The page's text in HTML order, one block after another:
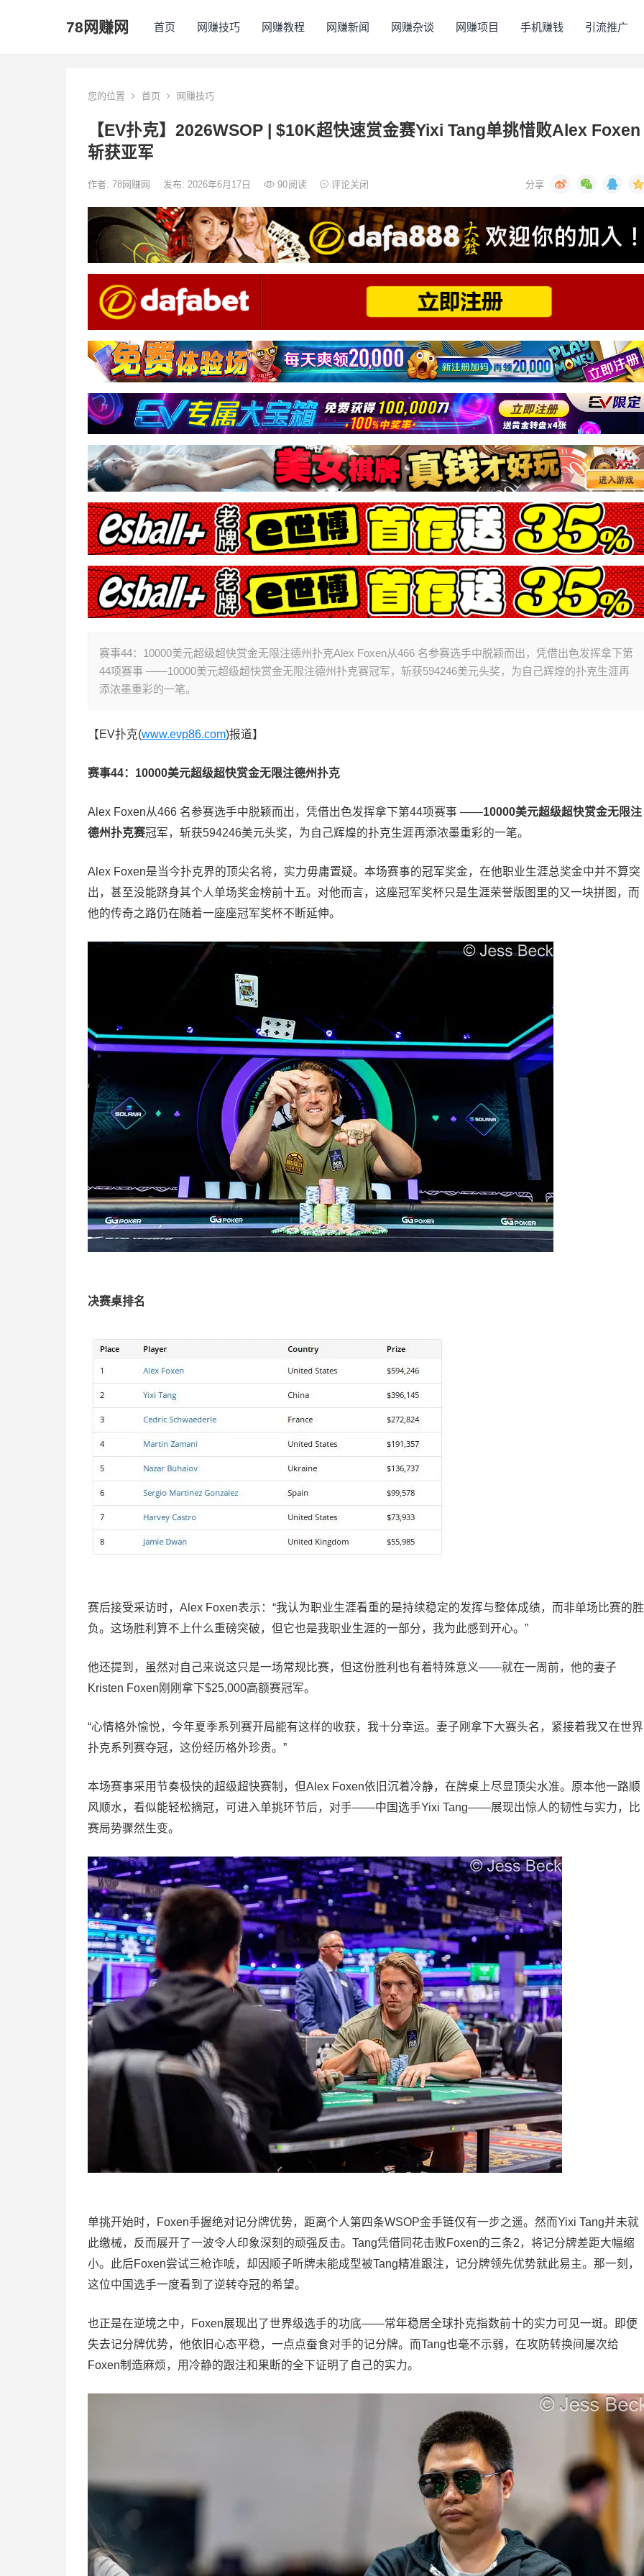
78网赚网 首页 网赚技巧 网赚教程 网赚新闻 网赚杂谈 网赚项目 手机赚钱 引流推广
您的位置 首页 网赚技巧
【EV扑克】2026WSOP | $10K超快速赏金赛Yixi Tang单挑惜败Alex Foxen
斩获亚军
作者: 78网赚网 发布: 2026年6月17日 90阅读 评论关闭
赛事44：10000美元超级超快赏金无限注德州扑克Alex Foxen从466 名参赛选手中脱颖而出，凭借出色发挥拿下第
44项赛事 ——10000美元超级超快赏金无限注德州扑克赛冠军，斩获594246美元头奖，为自己辉煌的扑克生涯再
添浓墨重彩的一笔。
【EV扑克(www.evp86.com)报道】
赛事44：10000美元超级超快赏金无限注德州扑克
Alex Foxen从466 名参赛选手中脱颖而出，凭借出色发挥拿下第44项赛事 ——10000美元超级超快赏金无限注
德州扑克赛冠军，斩获594246美元头奖，为自己辉煌的扑克生涯再添浓墨重彩的一笔。
Alex Foxen是当今扑克界的顶尖名将，实力毋庸置疑。本场赛事的冠军奖金，在他职业生涯总奖金中并不算突
出，甚至没能跻身其个人单场奖金榜前十五。对他而言，这座冠军奖杯只是生涯荣誉版图里的又一块拼图，而
他的传奇之路仍在随着一座座冠军奖杯不断延伸。
决赛桌排名
赛后接受采访时，Alex Foxen表示：“我认为职业生涯看重的是持续稳定的发挥与整体成绩，而非单场比赛的胜
负。这场胜利算不上什么重磅突破，但它也是我职业生涯的一部分，我为此感到开心。”
他还提到，虽然对自己来说这只是一场常规比赛，但这份胜利也有着特殊意义——就在一周前，他的妻子
Kristen Foxen刚刚拿下$25,000高额赛冠军。
“心情格外愉悦，今年夏季系列赛开局能有这样的收获，我十分幸运。妻子刚拿下大赛头名，紧接着我又在世界
扑克系列赛夺冠，这份经历格外珍贵。”
本场赛事采用节奏极快的超级超快赛制，但Alex Foxen依旧沉着冷静，在牌桌上尽显顶尖水准。原本他一路顺
风顺水，看似能轻松摘冠，可进入单挑环节后，对手——中国选手Yixi Tang——展现出惊人的韧性与实力，比
赛局势骤然生变。
单挑开始时，Foxen手握绝对记分牌优势，距离个人第四条WSOP金手链仅有一步之遥。然而Yixi Tang并未就
此缴械，反而展开了一波令人印象深刻的顽强反击。Tang凭借同花击败Foxen的三条2，将记分牌差距大幅缩
小。此后Foxen尝试三枪诈唬，却因顺子听牌未能成型被Tang精准跟注，记分牌领先优势就此易主。那一刻，
这位中国选手一度看到了逆转夺冠的希望。
也正是在逆境之中，Foxen展现出了世界级选手的功底——常年稳居全球扑克指数前十的实力可见一斑。即便
失去记分牌优势，他依旧心态平稳，一点点蚕食对手的记分牌。而Tang也毫不示弱，在攻防转换间屡次给
Foxen制造麻烦，用冷静的跟注和果断的全下证明了自己的实力。